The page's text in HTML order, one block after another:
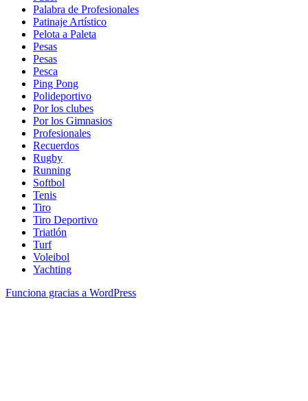
Palabra de Profesionales
Patinaje Artístico
Pelota a Paleta
Pesas
Pesas
Pesca
Ping Pong
Polideportivo
Por los clubes
Por los Gimnasios
Profesionales
Recuerdos
Rugby
Running
Softbol
Tenis
Tiro
Tiro Deportivo
Triatlón
Turf
Voleibol
Yachting
Funciona gracias a WordPress